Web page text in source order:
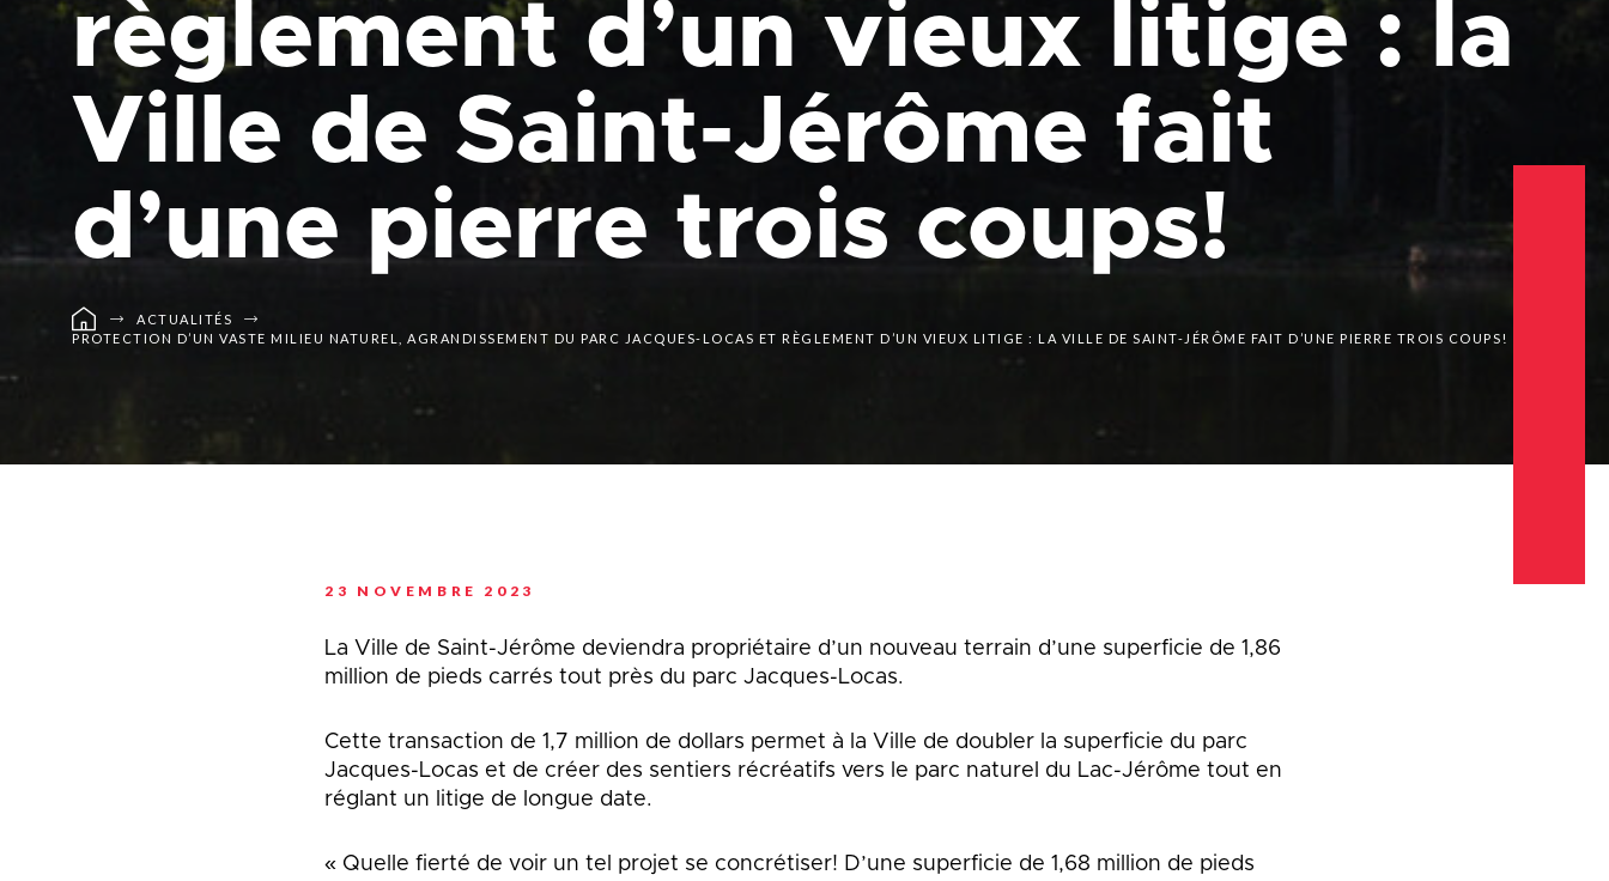
Sécurité incendie
Service d’alertes
Stationnement
Taxes et évaluation
Transport collectif
Ventes-débarras
Programmation estivale
Quartier 50+
Rendez-vous gourmand
Répertoire des organismes
reconnus
Services aux organismes
Lingettes
Pelouse écologique
rénovation et de démolition
(CRD)
Tonte différenciée
Emplois
Planification stratégique
Politiques municipales
Emplois
Emplois
règlement d’un vieux litige : la
Ville de Saint-Jérôme fait
d’une pierre trois coups!
ACTUALITÉS
PROTECTION D’UN VASTE MILIEU NATUREL, AGRANDISSEMENT DU PARC JACQUES-LOCAS ET RÈGLEMENT D’UN VIEUX LITIGE : LA VILLE DE SAINT-JÉRÔME FAIT D’UNE PIERRE TROIS COUPS!
23 NOVEMBRE 2023
La Ville de Saint-Jérôme deviendra propriétaire d’un nouveau terrain d’une superficie de 1,86
million de pieds carrés tout près du parc Jacques-Locas.
Cette transaction de 1,7 million de dollars permet à la Ville de doubler la superficie du parc
Jacques-Locas et de créer des sentiers récréatifs vers le parc naturel du Lac-Jérôme tout en
réglant un litige de longue date.
« Quelle fierté de voir un tel projet se concrétiser! D’une superficie de 1,68 million de pieds